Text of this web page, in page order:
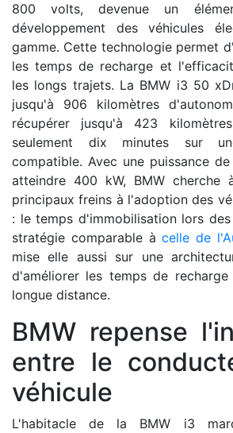
800 volts, devenue un
développement des véhicules
gamme. Cette technologie permet
les temps de recharge et
les longs trajets. La BMW i3 50
jusqu'à 906 kilomètres
récupérer jusqu'à 423
seulement dix minutes sur
compatible. Avec une puissance
atteindre 400 kW, BMW cherche
principaux freins à l'adoption des
: le temps d'immobilisation lors
stratégie comparable àcelle de
mise elle aussi sur une
d'améliorer les temps de
longue distance.
BMW repense
entre le
véhicule
L'habitacle de la BMW i3